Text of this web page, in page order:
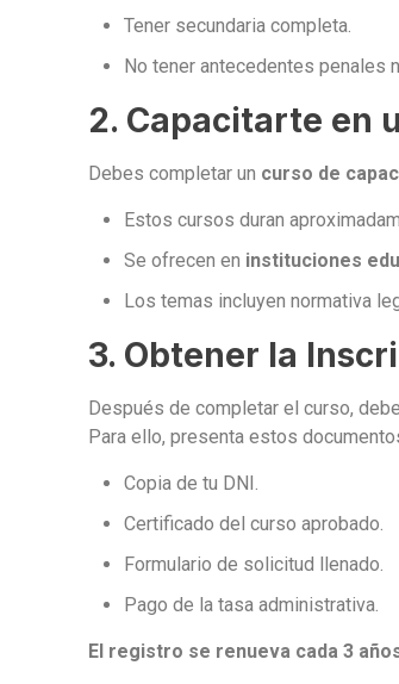
Tener secundaria completa.
No tener antecedentes penales
2. Capacitarte en
Debes completar un curso de
Estos cursos duran
Se ofrecen en instituciones
Los temas incluyen normativa
3. Obtener la
Después de completar el curso,
Para ello, presenta estos
Copia de tu DNI.
Certificado del curso aprobado.
Formulario de solicitud llenado.
Pago de la tasa administrativa.
El registro se renueva cada 3